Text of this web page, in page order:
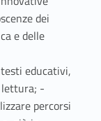
dei
e delle
educativi,
lettura; -
percorsi